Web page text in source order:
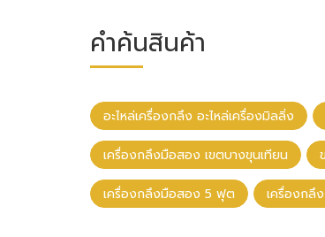
คำค้นสินค้า
อะไหล่เครื่องกลึง อะไหล่เครื่องมิลลิ่ง
เครื่องกลึงมือสอง เขตบางขุนเทียน
เครื่องกลึงมือสอง 5 ฟุต เครื่องกลึ